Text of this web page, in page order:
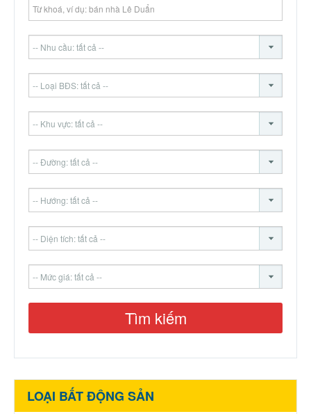
LOẠI BẤT ĐỘNG SẢN